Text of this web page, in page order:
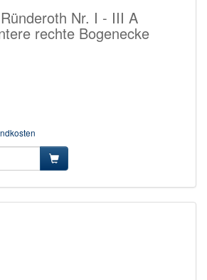
Nr. I - III A
rechte Bogenecke